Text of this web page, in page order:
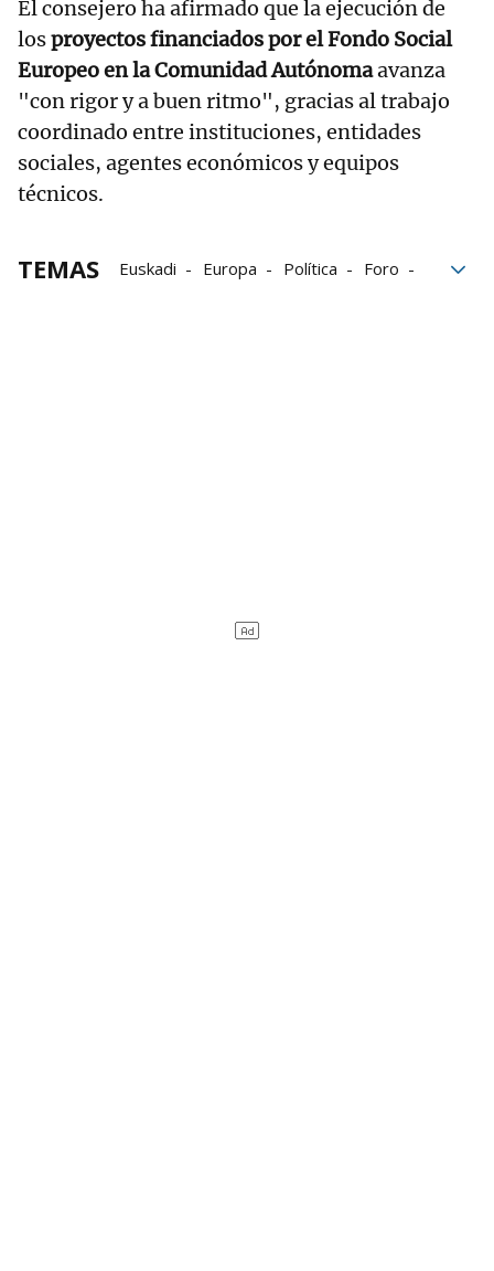
El consejero ha afirmado que la ejecución de
losproyectos financiados por el Fondo Social
Europeo en la Comunidad Autónomaavanza
"con rigor y a buen ritmo", gracias al trabajo
coordinado entre instituciones, entidades
sociales, agentes económicos y equipos
técnicos.
TEMAS Euskadi Europa Política
Foro